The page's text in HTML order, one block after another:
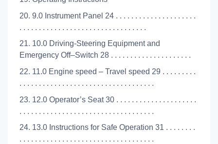
20. 9.0 Instrument Panel 24 . . . . . . . . . . . . . . . . . . . . .
. . . . . . . . . . . . . . . . . . . . . . . . . . . . . . . . .
21. 10.0 Driving-Steering Equipment and
Emergency Off–Switch 28 . . . . . . . . . . . . . . . . . . . . .
22. 11.0 Engine speed – Travel speed 29 . . . . . . . . .
. . . . . . . . . . . . . . . . . . . . . . . . . . . . . . . . . . .
23. 12.0 Operator’s Seat 30 . . . . . . . . . . . . . . . . . . . . .
. . . . . . . . . . . . . . . . . . . . . . . . . . . . . . . . . . .
24. 13.0 Instructions for Safe Operation 31 . . . . . . . .
. . . . . . . . . . . . . . . . . . . . . . . . . . . . . . . . . . .